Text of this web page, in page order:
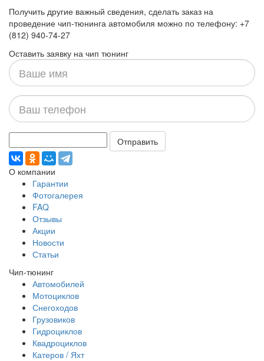
Получить другие важный сведения, сделать заказ на
проведение чип-тюнинга автомобиля можно по телефону: +7
(812) 940-74-27
Оставить заявку на чип тюнинг
Ваше
имя
Ваш
телефон
Отправить
О компании
Гарантии
Фотогалерея
FAQ
Отзывы
Акции
Новости
Статьи
Чип-тюнинг
Автомобилей
Мотоциклов
Снегоходов
Грузовиков
Гидроциклов
Квадроциклов
Катеров / Яхт